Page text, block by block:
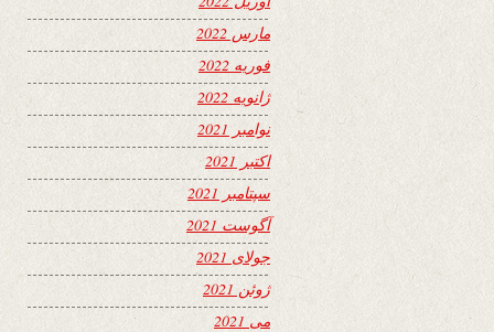
مارس 2022
فوریه 2022
ژانویه 2022
نوامبر 2021
اکتبر 2021
سپتامبر 2021
آگوست 2021
جولای 2021
ژوئن 2021
می 2021